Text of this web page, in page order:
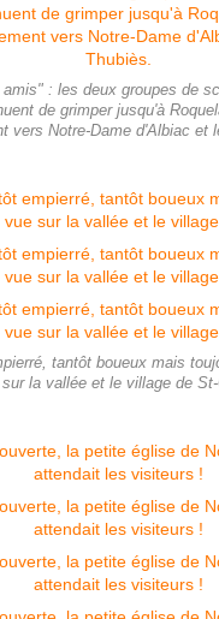
: les deux groupes de
de grimper jusqu'à
vers Notre-Dame d'Albiac et
tantôt boueux mais
la vallée et le village de St-